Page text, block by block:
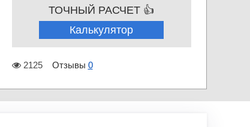
ТОЧНЫЙ РАСЧЕТ 👍
Калькулятор
2125 Отзывы 0